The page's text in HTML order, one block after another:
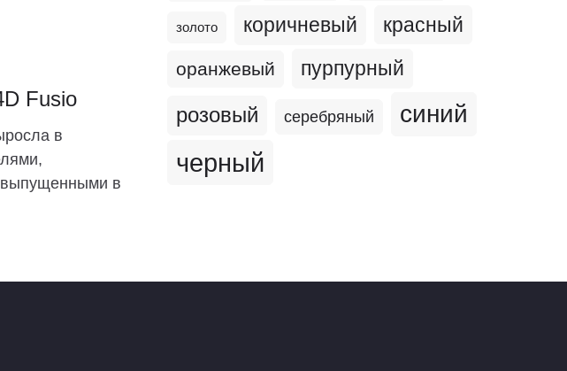
Fusio
в
выпущенными в
золото коричневый красный
оранжевый пурпурный
розовый серебряный синий
черный